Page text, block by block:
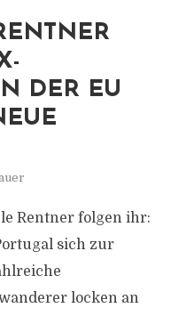
DER EU
Rentner folgen ihr:
sich zur
locken an